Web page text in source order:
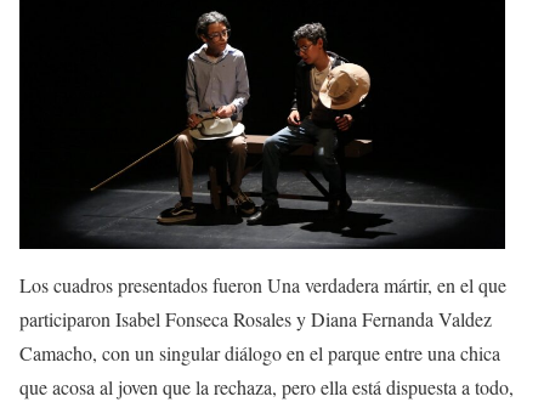
Los cuadrospresentados fueronUna verdadera mártir, en el que
participaron Isabel Fonseca Rosales y Diana Fernanda Valdez
Camacho, con un singular diálogo en el parque entre una chica
que acosa al joven que la rechaza, pero ella está dispuesta a todo,